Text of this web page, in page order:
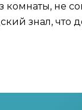
комнаты, не
знал, что